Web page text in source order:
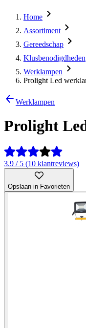
Home
Assortiment
Gereedschap
Klusbenodigdheden
Werklampen
Prolight Led
Werklampen
Prolight
3.9 / 5 (10 klantreviews)
Opslaan in Favorieten